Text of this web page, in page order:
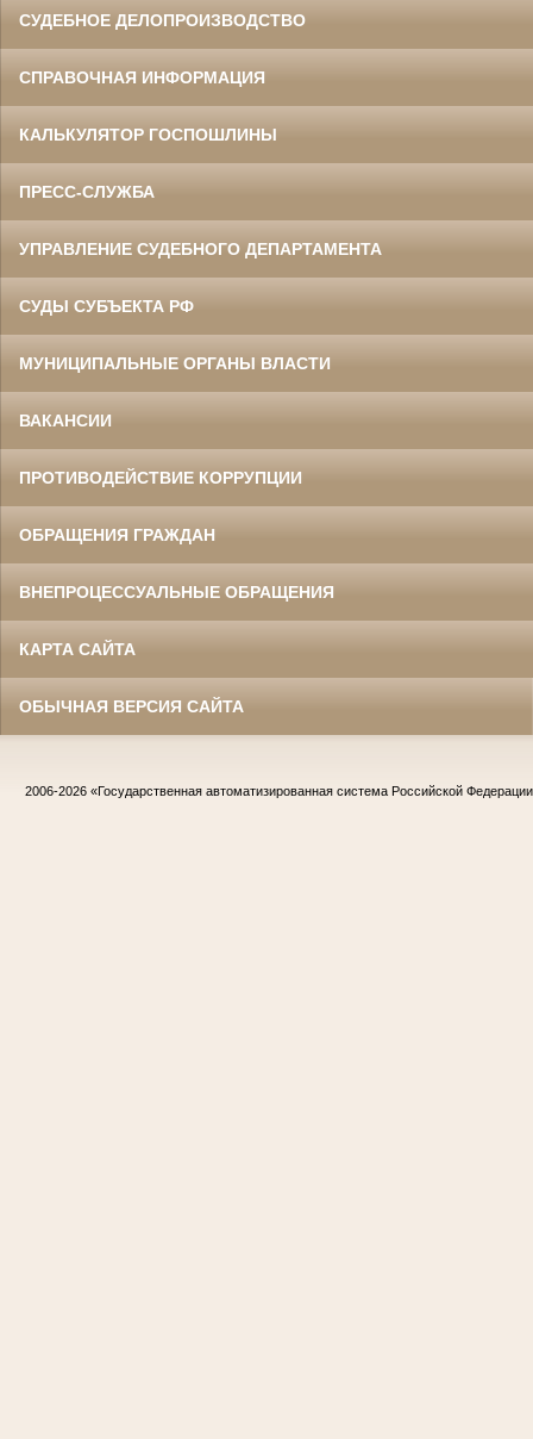
СУДЕБНОЕ ДЕЛОПРОИЗВОДСТВО
СПРАВОЧНАЯ ИНФОРМАЦИЯ
КАЛЬКУЛЯТОР ГОСПОШЛИНЫ
ПРЕСС-СЛУЖБА
УПРАВЛЕНИЕ СУДЕБНОГО ДЕПАРТАМЕНТА
СУДЫ СУБЪЕКТА РФ
МУНИЦИПАЛЬНЫЕ ОРГАНЫ ВЛАСТИ
ВАКАНСИИ
ПРОТИВОДЕЙСТВИЕ КОРРУПЦИИ
ОБРАЩЕНИЯ ГРАЖДАН
ВНЕПРОЦЕССУАЛЬНЫЕ ОБРАЩЕНИЯ
КАРТА САЙТА
ОБЫЧНАЯ ВЕРСИЯ САЙТА
2006-2026 «Государственная автоматизированная система Российской